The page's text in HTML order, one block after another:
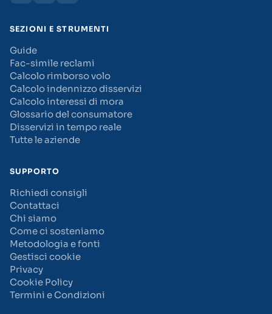
SEZIONI E STRUMENTI
Guide
Fac-simile reclami
Calcolo rimborso volo
Calcolo indennizzo disservizi
Calcolo interessi di mora
Glossario del consumatore
Disservizi in tempo reale
Tutte le aziende
SUPPORTO
Richiedi consigli
Contattaci
Chi siamo
Come ci sosteniamo
Metodologia e fonti
Gestisci cookie
Privacy
Cookie Policy
Termini e Condizioni